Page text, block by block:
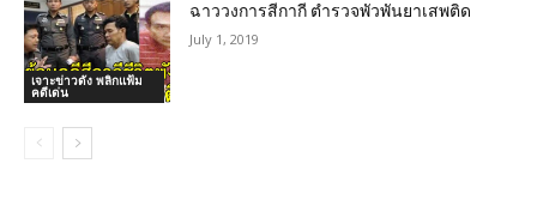
เจาะข่าวดัง พลิกแฟ้ม
คดีเด่น
ฉาววงการสีกากี ตำรวจพัวพันยาเสพติด
July 1, 2019